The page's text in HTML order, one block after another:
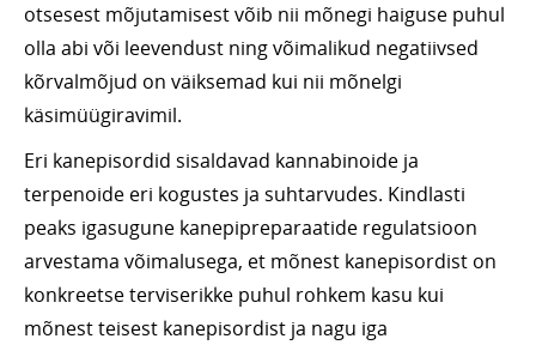
otsesest mõjutamisest võib nii mõnegi haiguse puhul
olla abi või leevendust ning võimalikud negatiivsed
kõrvalmõjud on väiksemad kui nii mõnelgi
käsimüügiravimil.
Eri kanepisordid sisaldavad kannabinoide ja
terpenoide eri kogustes ja suhtarvudes. Kindlasti
peaks igasugune kanepipreparaatide regulatsioon
arvestama võimalusega, et mõnest kanepisordist on
konkreetse terviserikke puhul rohkem kasu kui
mõnest teisest kanepisordist ja nagu iga